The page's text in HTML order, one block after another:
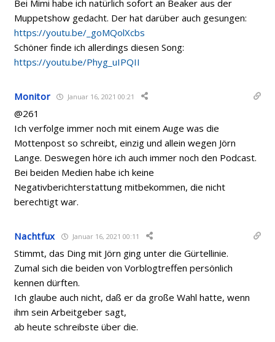
Bei Mimi habe ich natürlich sofort an Beaker aus der
Muppetshow gedacht. Der hat darüber auch gesungen:
https://youtu.be/_goMQolXcbs
Schöner finde ich allerdings diesen Song:
https://youtu.be/Phyg_uIPQII
Monitor Januar 16, 2021 00:21
@261
Ich verfolge immer noch mit einem Auge was die
Mottenpost so schreibt, einzig und allein wegen Jörn
Lange. Deswegen höre ich auch immer noch den Podcast.
Bei beiden Medien habe ich keine
Negativberichterstattung mitbekommen, die nicht
berechtigt war.
Nachtfux Januar 16, 2021 00:11
Stimmt, das Ding mit Jörn ging unter die Gürtellinie.
Zumal sich die beiden von Vorblogtreffen persönlich
kennen dürften.
Ich glaube auch nicht, daß er da große Wahl hatte, wenn
ihm sein Arbeitgeber sagt,
ab heute schreibste über die.